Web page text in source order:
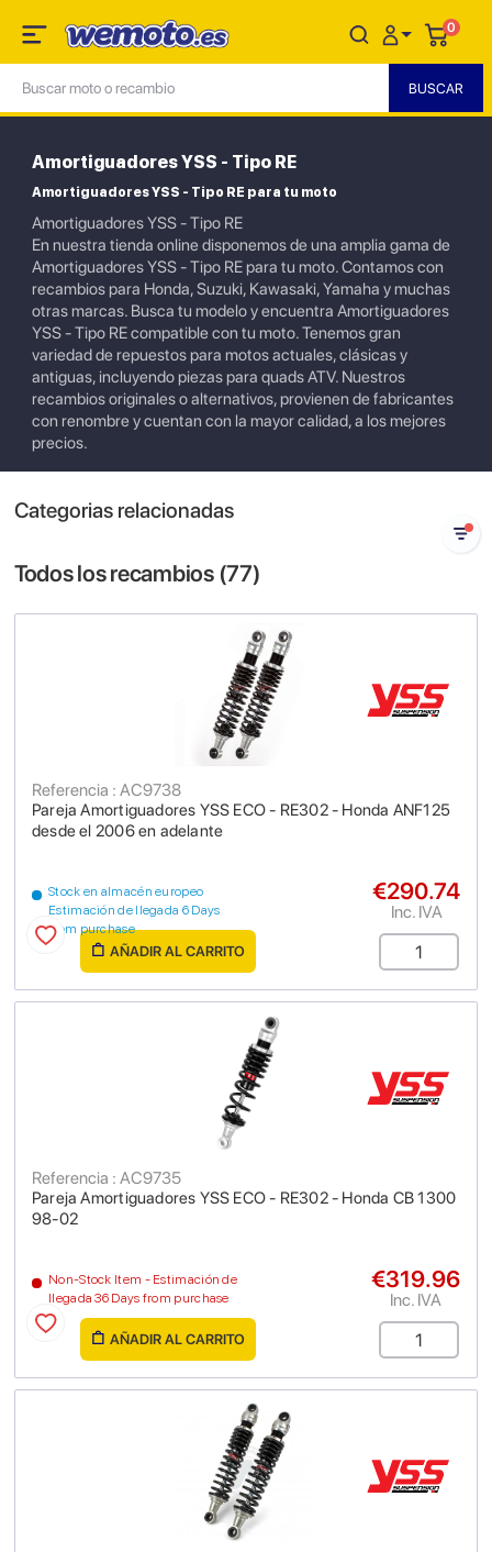
0
Amortiguadores YSS - Tipo RE
Amortiguadores YSS - Tipo RE para tu moto
Amortiguadores YSS - Tipo RE
En nuestra tienda online disponemos de una amplia gama de
Amortiguadores YSS - Tipo RE para tu moto. Contamos con
recambios para Honda, Suzuki, Kawasaki, Yamaha y muchas
otras marcas. Busca tu modelo y encuentra Amortiguadores
YSS - Tipo RE compatible con tu moto. Tenemos gran
variedad de repuestos para motos actuales, clásicas y
antiguas, incluyendo piezas para quads ATV. Nuestros
recambios originales o alternativos, provienen de fabricantes
con renombre y cuentan con la mayor calidad, a los mejores
precios.
Categorias relacionadas
Todos los recambios (77)
Pareja Amortiguadores YSS ECO - RE302 - Honda ANF125
desde el 2006 en adelante
Referencia : AC9738
Stock en almacén europeo
Estimación de llegada 6 Days
from purchase
€290.74
Inc. IVA
AÑADIR AL CARRITO
Pareja Amortiguadores YSS ECO - RE302 - Honda CB 1300
98-02
Referencia : AC9735
Non-Stock Item - Estimación de
llegada 36 Days from purchase
€319.96
Inc. IVA
AÑADIR AL CARRITO